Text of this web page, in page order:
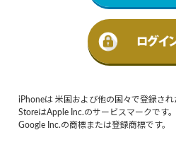
iPhoneは 米国および他の国々で登録さ
StoreはApple Inc.のサービスマークです
Google Inc.の商標または登録商標です。